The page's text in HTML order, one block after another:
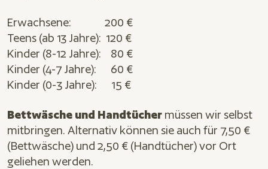
Erwachsene: 200 €
Teens (ab 13 Jahre): 120 €
Kinder (8-12 Jahre): 80 €
Kinder (4-7 Jahre): 60 €
Kinder (0-3 Jahre): 15 €
Bettwäsche und Handtücher müssen wir selbst
mitbringen. Alternativ können sie auch für 7,50 €
(Bettwäsche) und 2,50 € (Handtücher) vor Ort
geliehen werden.